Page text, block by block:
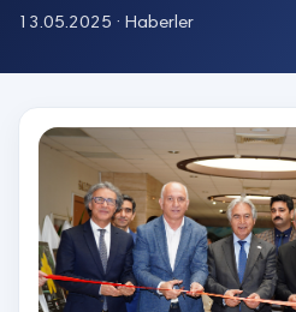
13.05.2025 · Haberler